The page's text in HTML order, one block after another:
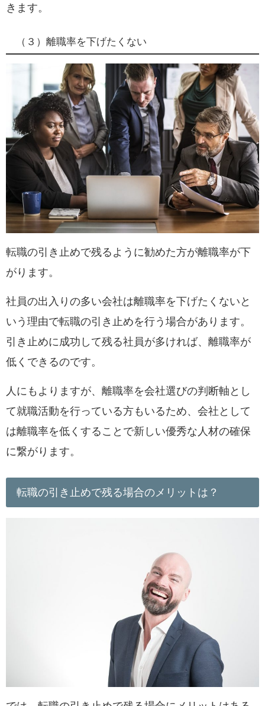
きます。
（３）離職率を下げたくない
転職の引き止めで残るように勧めた方が離職率が下
がります。
社員の出入りの多い会社は離職率を下げたくないと
いう理由で転職の引き止めを行う場合があります。
引き止めに成功して残る社員が多ければ、離職率が
低くできるのです。
人にもよりますが、離職率を会社選びの判断軸とし
て就職活動を行っている方もいるため、 会社として
は離職率を低くすることで新しい優秀な人材の確保
に繋がります。
転職の引き止めで残る場合のメリットは？